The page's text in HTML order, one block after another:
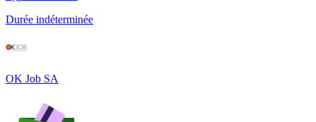
Durée indéterminée
OK Job SA